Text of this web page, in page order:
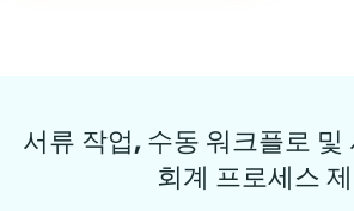
서류 작업, 수동 워크플로 및
회계 프로세스